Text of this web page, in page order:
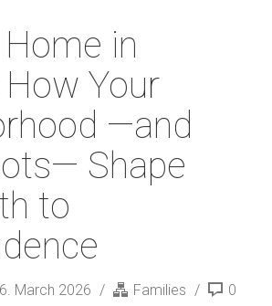
in
Your
—and
Shape
to
March 2026 Families 0